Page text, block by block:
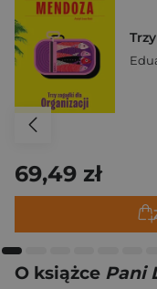
69,49 zł
O książce Pani